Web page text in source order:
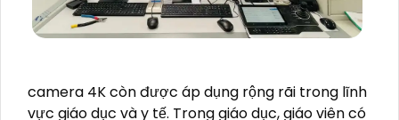
camera 4K còn được áp dụng rộng rãi trong lĩnh
vực giáo dục và y tế. Trong giáo dục, giáo viên có